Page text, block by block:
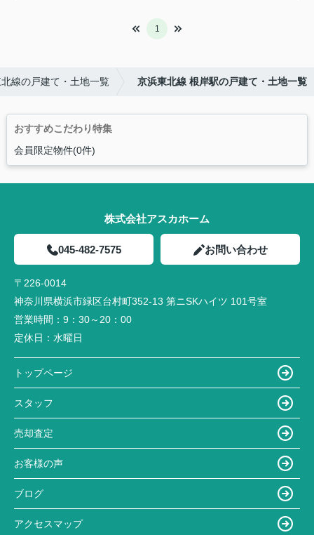
1
線の戸建て・土地一覧 京浜東北線 根岸駅の戸建て・土地一覧
おすすめこだわり特集
会員限定物件(0件)
株式会社アスカホーム
045-482-7575 お問い合わせ
〒226-0014
神奈川県横浜市緑区台村町352-13 第ニSKハイツ 101号室
営業時間： 9：30～20：00
定休日： 水曜日
トップページ
スタッフ
売却査定
お客様の声
ブログ
アクセスマップ